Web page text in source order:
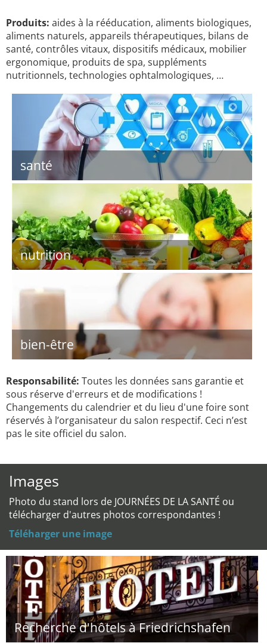
Produits: aides à la rééducation, aliments biologiques,
aliments naturels, appareils thérapeutiques, bilans de
santé, contrôles vitaux, dispositifs médicaux, mobilier
ergonomique, produits de spa, suppléments
nutritionnels, technologies ophtalmologiques, …
santé
nutrition
bien-être
Responsabilité: Toutes les données sans garantie et
sous réserve d'erreurs et de modifications !
Changements du calendrier et du lieu d'une foire sont
réservés à l’organisateur du salon respectif. Ceci n’est
pas le site officiel du salon.
Images
Photo du stand lors de JOURNÉES DE LA SANTÉ ou
télécharger d'autres photos correspondantes !
Téléharger une image
Recherche d'hôtels à Friedrichshafen